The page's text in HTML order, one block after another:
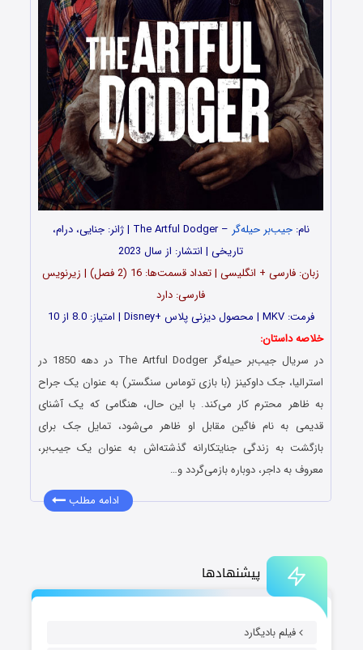
پیشنهادها
فیلم بادیگارد
نام:جیب‌بر حیله‌گر
– The Artful Dodger | ژانر: جنایی، درام،
تاریخی | انتشار: از سال 2023
زبان: فارسی + انگلیسی | تعداد قسمت‌‌‌‌ها: 16 (2 فصل) | زیرنویس
فارسی: دارد
فرمت: MKV | محصول دیزنی پلاس +Disney | امتیاز: 8.0 از 10
خلاصه داستان:
در سریال جیب‌بر حیله‌گر The Artful Dodger در دهه 1850 در
استرالیا، جک داوکینز (با بازی توماس سنگستر) به عنوان یک جراح
به ظاهر محترم کار می‌کند. با این حال، هنگامی که یک آشنای
قدیمی به نام فاگین مقابل او ظاهر می‌شود، تمایل جک برای
بازگشت به زندگی جنایتکارانه گذشته‌اش به عنوان یک جیب‌بر،
معروف به داجر، دوباره بازمی‌گردد و…
ادامه مطلب